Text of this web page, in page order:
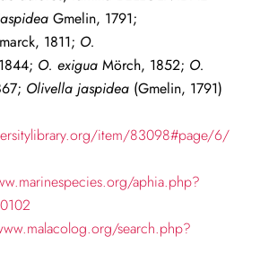
Gmelin, 1791;
1811; O.
O. exigua Mörch, 1852; O.
Olivella jaspidea(Gmelin, 1791)
item/83098#page/6/
aphia.php?
search.php?